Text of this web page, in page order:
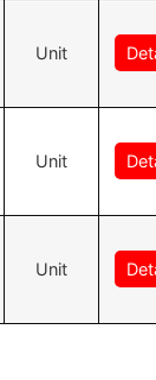
Unit
Unit
Unit